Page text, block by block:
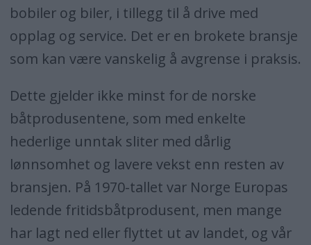
bobiler og biler, i tillegg til å drive med
opplag og service. Det er en brokete bransje
som kan være vanskelig å avgrense i praksis.
Dette gjelder ikke minst for de norske
båtprodusentene, som med enkelte
hederlige unntak sliter med dårlig
lønnsomhet og lavere vekst enn resten av
bransjen. På 1970-tallet var Norge Europas
ledende fritidsbåtprodusent, men mange
har lagt ned eller flyttet ut av landet, og vår